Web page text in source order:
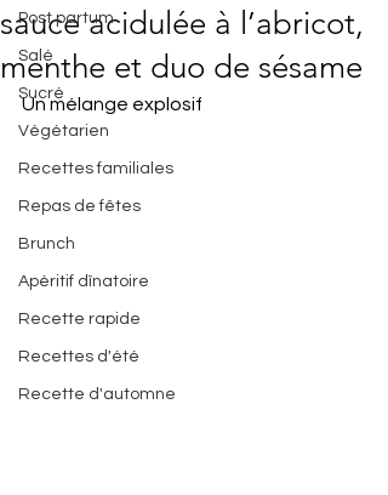
Post partum
Salé
Sucré
Végétarien
Recettes familiales
Repas de fêtes
Brunch
Apéritif dînatoire
Recette rapide
Recettes d'été
Recette d'automne
sauce acidulée à l’abricot,
menthe et duo de sésame
Un mélange explosif